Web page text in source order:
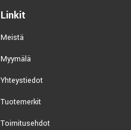
Linkit
Meistä
Myymälä
Yhteystiedot
Tuotemerkit
Toimitusehdot